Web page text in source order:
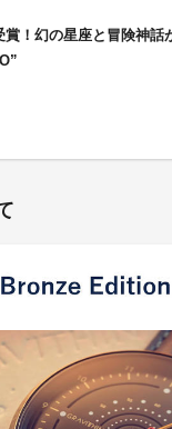
賞！幻の星座と冒険神話